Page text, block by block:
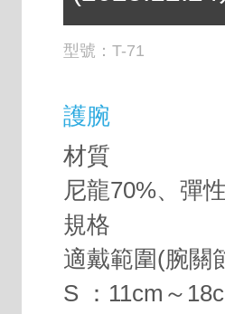
型號： T-71
護腕
材質
尼龍70%、彈
規格
適戴範圍(腕關
S ：11cm～